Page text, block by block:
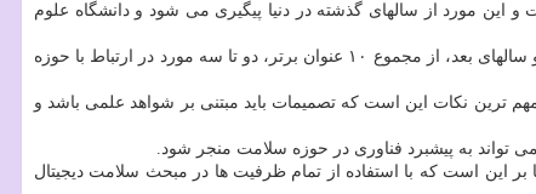
این مورد از سالهای گذشته در دنیا پیگیری می شود و دانشگاه علوم
او افزود: سال ۲۰۲۰ میلادی و قبل از اینکه بحث کووید۱۹ مطرح شود، در خیلی از گزارش های در رابطه با مبحث های مهم علمی سالهای ۲۰۲۰ و ۲۰۲۱ و سالهای بعد، از مجموع ۱۰ عنوان برتر، دو تا سه مورد در ارتباط با حوزه
ترین نکات این است که تصمیمات باید مبتنی بر شواهد علمی باشد و
تواند به پیشبرد فناوری در حوزه سلامت منجر شود.
این است که با استفاده از تمام ظرفیت ها در مبحث سلامت دیجیتال